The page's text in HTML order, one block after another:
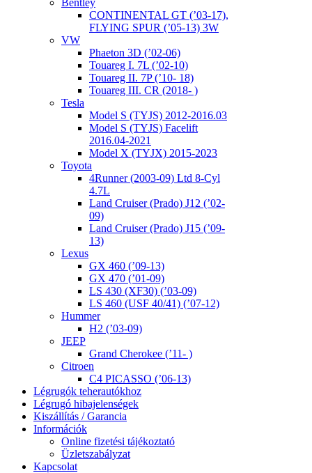
Bentley
CONTINENTAL GT (’03-17),
FLYING SPUR (’05-13) 3W
VW
Phaeton 3D (’02-06)
Touareg I. 7L (’02-10)
Touareg II. 7P (’10- 18)
Touareg III. CR (2018- )
Tesla
Model S (TYJS) 2012-2016.03
Model S (TYJS) Facelift
2016.04-2021
Model X (TYJX) 2015-2023
Toyota
4Runner (2003-09) Ltd 8-Cyl
4.7L
Land Cruiser (Prado) J12 (’02-
09)
Land Cruiser (Prado) J15 (’09-
13)
Lexus
GX 460 (’09-13)
GX 470 (’01-09)
LS 430 (XF30) (’03-09)
LS 460 (USF 40/41) (’07-12)
Hummer
H2 (’03-09)
JEEP
Grand Cherokee (’11- )
Citroen
C4 PICASSO (’06-13)
Légrugók teherautókhoz
Légrugó hibajelenségek
Kiszállítás / Garancia
Információk
Online fizetési tájékoztató
Üzletszabályzat
Kapcsolat